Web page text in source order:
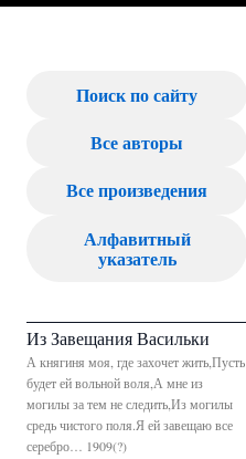
Поиск по сайту
Все авторы
Все произведения
Алфавитный
указатель
Из Завещания Васильки
А княгиня моя, где захочет жить,Пусть
будет ей вольной воля,А мне из
могилы за тем не следить,Из могилы
средь чистого поля.Я ей завещаю все
серебро… 1909(?)